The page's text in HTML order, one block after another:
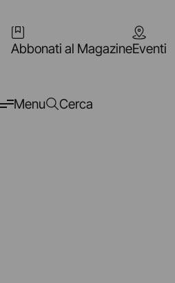
Abbonati al MagazineEventi
Menu Cerca